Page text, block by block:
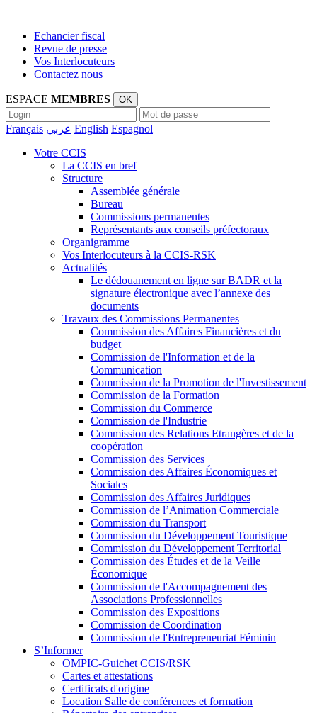
Echancier fiscal
Revue de presse
Vos Interlocuteurs
Contactez nous
ESPACE MEMBRES OK
Français عربي English Espagnol
Votre CCIS
La CCIS en bref
Structure
Assemblée générale
Bureau
Commissions permanentes
Représentants aux conseils préfectoraux
Organigramme
Vos Interlocuteurs à la CCIS-RSK
Actualités
Le dédouanement en ligne sur BADR et la
signature électronique avec l’annexe des
documents
Travaux des Commissions Permanentes
Commission des Affaires Financières et du
budget
Commission de l'Information et de la
Communication
Commission de la Promotion de l'Investissement
Commission de la Formation
Commission du Commerce
Commission de l'Industrie
Commission des Relations Etrangères et de la
coopération
Commission des Services
Commission des Affaires Économiques et
Sociales
Commission des Affaires Juridiques
Commission de l’Animation Commerciale
Commission du Transport
Commission du Développement Touristique
Commission du Développement Territorial
Commission des Études et de la Veille
Économique
Commission de l'Accompagnement des
Associations Professionnelles
Commission des Expositions
Commission de Coordination
Commission de l'Entrepreneuriat Féminin
S’Informer
OMPIC-Guichet CCIS/RSK
Cartes et attestations
Certificats d'origine
Location Salle de conférences et formation